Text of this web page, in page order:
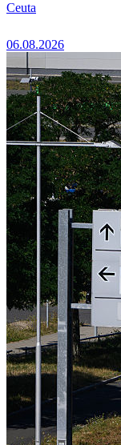
Ceuta
06.08.2026